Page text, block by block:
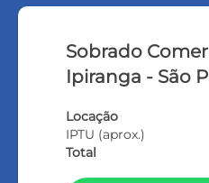
Sobrado
Ipiranga - São
Locação
IPTU (aprox.)
Total